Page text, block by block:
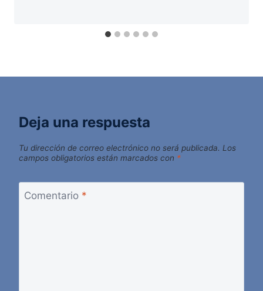
Deja una respuesta
Tu dirección de correo electrónico no será publicada. Los
campos obligatorios están marcados con *
Comentario *